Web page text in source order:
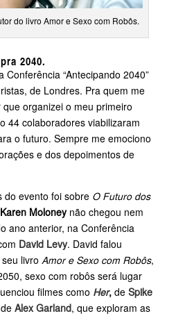
do livro Amor e Sexo com Robôs.
2040.
Conferência “Antecipando 2040”
de Londres. Pra quem me
organizei o meu primeiro
44 colaboradores viabilizaram
o futuro. Sempre me emociono
e dos depoimentos de
do evento foi sobre O Futuro dos
Karen Moloneynão chegou nem
ano anterior, na Conferência
David Levy. David falou
livro Amor e Sexo com Robôs,
sexo com robôs será lugar
filmes como Her,de Spike
Alex Garland, que exploram as